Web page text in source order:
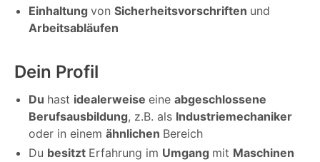
Einhaltung von Sicherheitsvorschriften und
Arbeitsabläufen
Dein Profil
Du hast idealerweise eine abgeschlossene
Berufsausbildung, z.B. als Industriemechaniker
oder in einem ähnlichen Bereich
Du besitzt Erfahrung im Umgang mit Maschinen